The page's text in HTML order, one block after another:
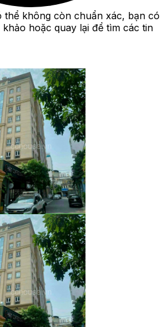
thể không còn chuẩn xác, bạn có
hoặc quay lại để tìm các tin